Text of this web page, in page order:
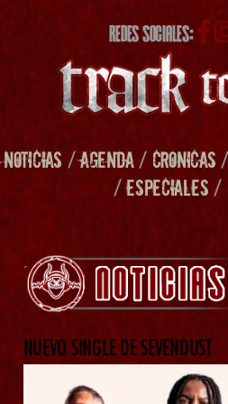
REDES SOCIALES:
NOTICIAS /AGENDA/ CRONICAS
/ESPECIALES/
NUEVO SINGLE DE SEVENDUST